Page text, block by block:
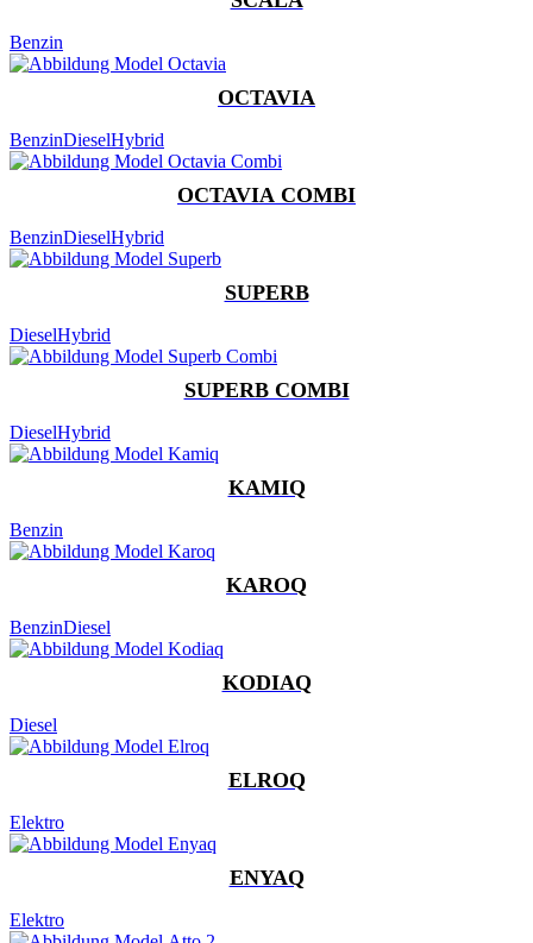
Benzin
OCTAVIA
BenzinDieselHybrid
OCTAVIA COMBI
BenzinDieselHybrid
SUPERB
DieselHybrid
SUPERB COMBI
DieselHybrid
KAMIQ
Benzin
KAROQ
BenzinDiesel
KODIAQ
Diesel
ELROQ
Elektro
ENYAQ
Elektro